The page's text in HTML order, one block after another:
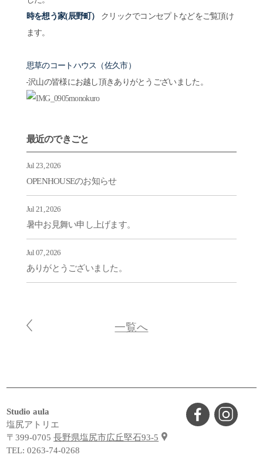
時を想う家(辰野町）
クリックでコンセプトなどをご覧頂け
ます。
思草のコートハウス（佐久市）
沢山の皆様にお越し頂きありがとうございました。
最近のできごと
Jul 23, 2026
OPENHOUSEのお知らせ
Jul 21, 2026
暑中お見舞い申し上げます。
Jul 07, 2026
ありがとうございました。
一覧へ
Studio aula
塩尻アトリエ
〒399-0705 長野県塩尻市広丘堅石93-5
TEL:0263-74-0268